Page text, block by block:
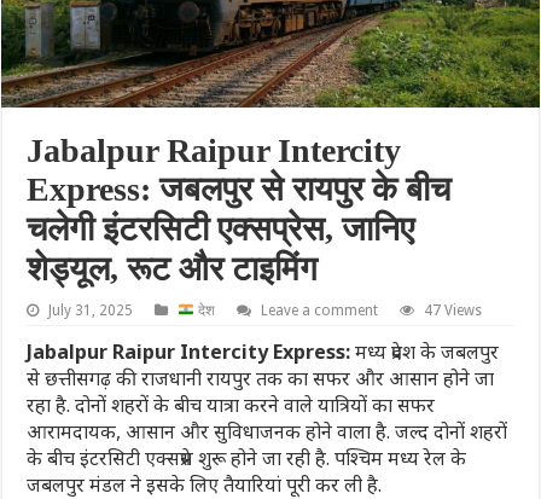
Jabalpur Raipur Intercity
Express: जबलपुर से रायपुर के बीच
चलेगी इंटरसिटी एक्सप्रेस, जानिए
शेड्यूल, रूट और टाइमिंग
July 31, 2025 देश Leave a comment 47 Views
Jabalpur Raipur Intercity Express:मध्य प्रदेश के जबलपुर
से छत्तीसगढ़ की राजधानी रायपुर तक का सफर और आसान होने जा
रहा है. दोनों शहरों के बीच यात्रा करने वाले यात्रियों का सफर
आरामदायक, आसान और सुविधाजनक होने वाला है. जल्द दोनों शहरों
के बीच इंटरसिटी एक्सप्रेस शुरू होने जा रही है. पश्चिम मध्य रेल के
जबलपुर मंडल ने इसके लिए तैयारियां पूरी कर ली है.